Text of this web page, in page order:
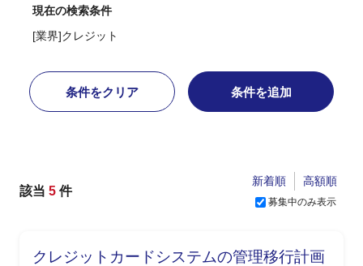
現在の検索条件
[業界]クレジット
条件をクリア 条件を追加
該当 5 件
募集中のみ表示
新着順 高額順
クレジットカードシステムの管理移行計画